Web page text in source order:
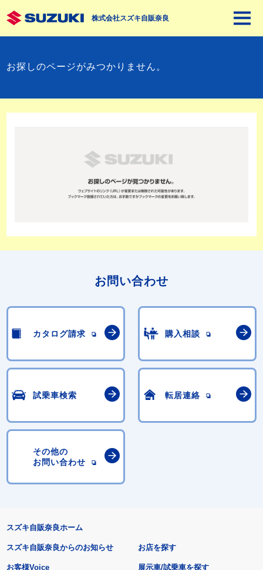
株式会社スズキ自販奈良
お探しのページがみつかりません。
お問い合わせ
カタログ請求 購入相談
試乗車検索 転居連絡
その他の
お問い合わせ
スズキ自販奈良ホーム
スズキ自販奈良からのお知らせ
お客様Voice
お店を探す
展示車/試乗車を探す